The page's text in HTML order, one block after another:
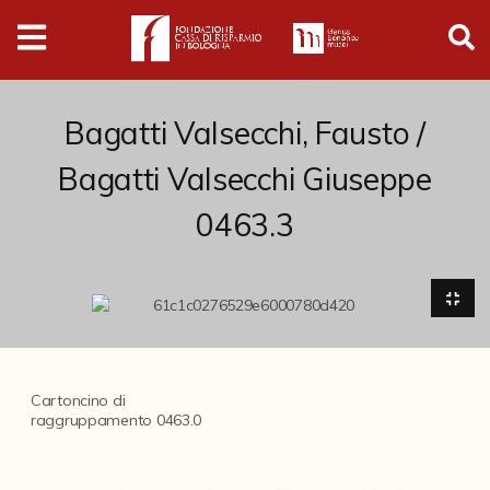
Digital
Humanities
Donazioni
Pubblicazioni
Bagatti Valsecchi, Fausto /
Bagatti Valsecchi Giuseppe
0463.3
Cartoncino di
raggruppamento 0463.0